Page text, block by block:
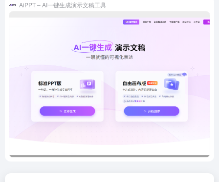
AiPPT – AI一键生成演示文稿工具